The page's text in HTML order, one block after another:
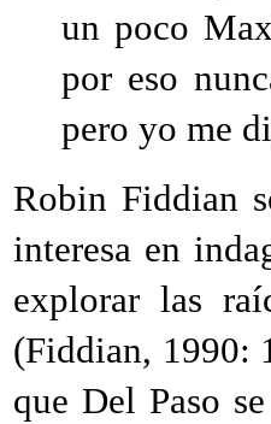
un poco
por eso
pero yo me
Robin Fiddian
interesa en
explorar las
(Fiddian, 1990:
que Del Paso